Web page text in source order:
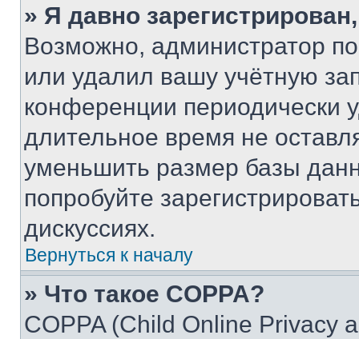
» Я давно
Возможно, администратор
или удалил вашу учётную
конференции периодически
длительное время не
уменьшить размер базы
попробуйте
дискуссиях.
Вернуться к началу
» Что такое COPPA?
COPPA (Child Online Privacy